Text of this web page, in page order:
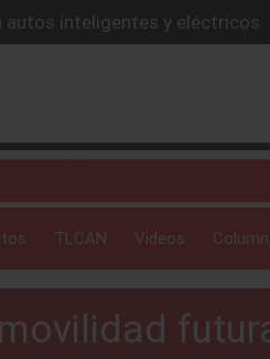
y acelera su estrategia
Oso en México
y sacude la postventa
1,000 km
autos inteligentes y eléctricos
TLCAN Videos